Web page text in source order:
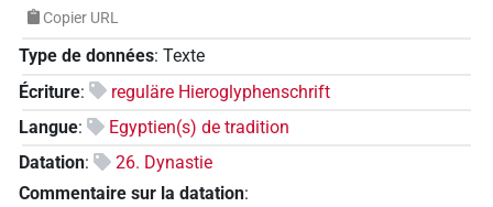
Copier URL
Type de données: Texte
Écriture:
reguläre Hieroglyphenschrift
Langue:
Egyptien(s) de tradition
Datation:
26. Dynastie
Commentaire sur la datation: